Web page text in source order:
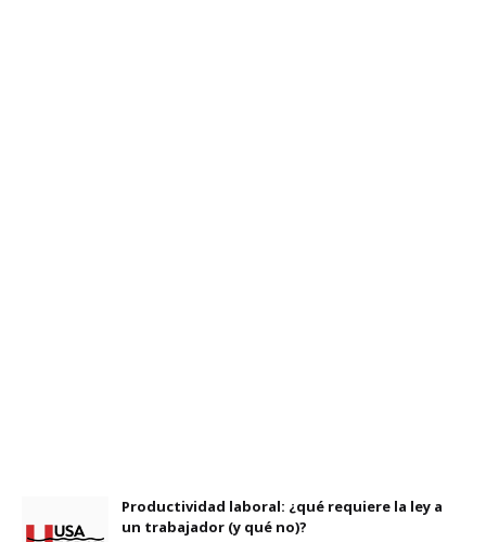
Productividad laboral: ¿qué requiere la ley a
un trabajador (y qué no)?